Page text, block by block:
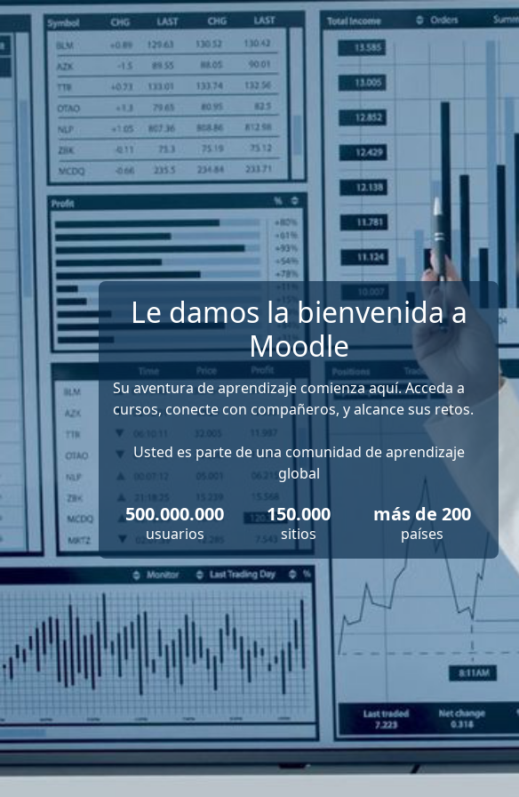
Salta al contenido principal
Le damos la bienvenida a
Moodle
Su aventura de aprendizaje comienza aquí. Acceda a
cursos, conecte con compañeros, y alcance sus retos.
Usted es parte de una comunidad de aprendizaje
global
500.000.000
usuarios
150.000
sitios
más de 200
países